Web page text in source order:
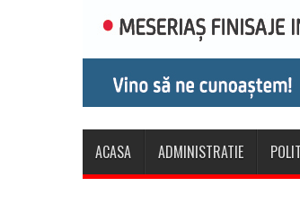
ACASA ADMINISTRATIE